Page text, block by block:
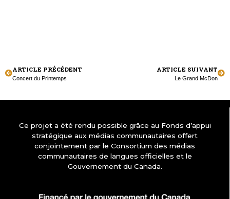
ARTICLE PRÉCÉDENT
Concert du Printemps
ARTICLE SUIVANT
Le Grand McDon
Ce projet a été rendu possible grâce au Fonds d’appui
stratégique aux médias communautaires offert
conjointement par le Consortium des médias
communautaires de langues officielles et le
Gouvernement du Canada.